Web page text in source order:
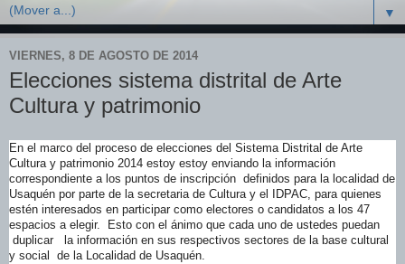
▼
VIERNES, 8 DE AGOSTO DE 2014
Elecciones sistema distrital de Arte
Cultura y patrimonio
En el marco del proceso de elecciones del Sistema Distrital de Arte
Cultura y patrimonio 2014 estoy estoy enviando la información
correspondiente a los puntos de inscripción definidos para la localidad de
Usaquén por parte de la secretaria de Cultura y el IDPAC, para quienes
estén interesados en participar como electores o candidatos a los 47
espacios a elegir. Esto con el ánimo que cada uno de ustedes puedan
duplicar la información en sus respectivos sectores de la base cultural
y social de la Localidad de Usaquén.